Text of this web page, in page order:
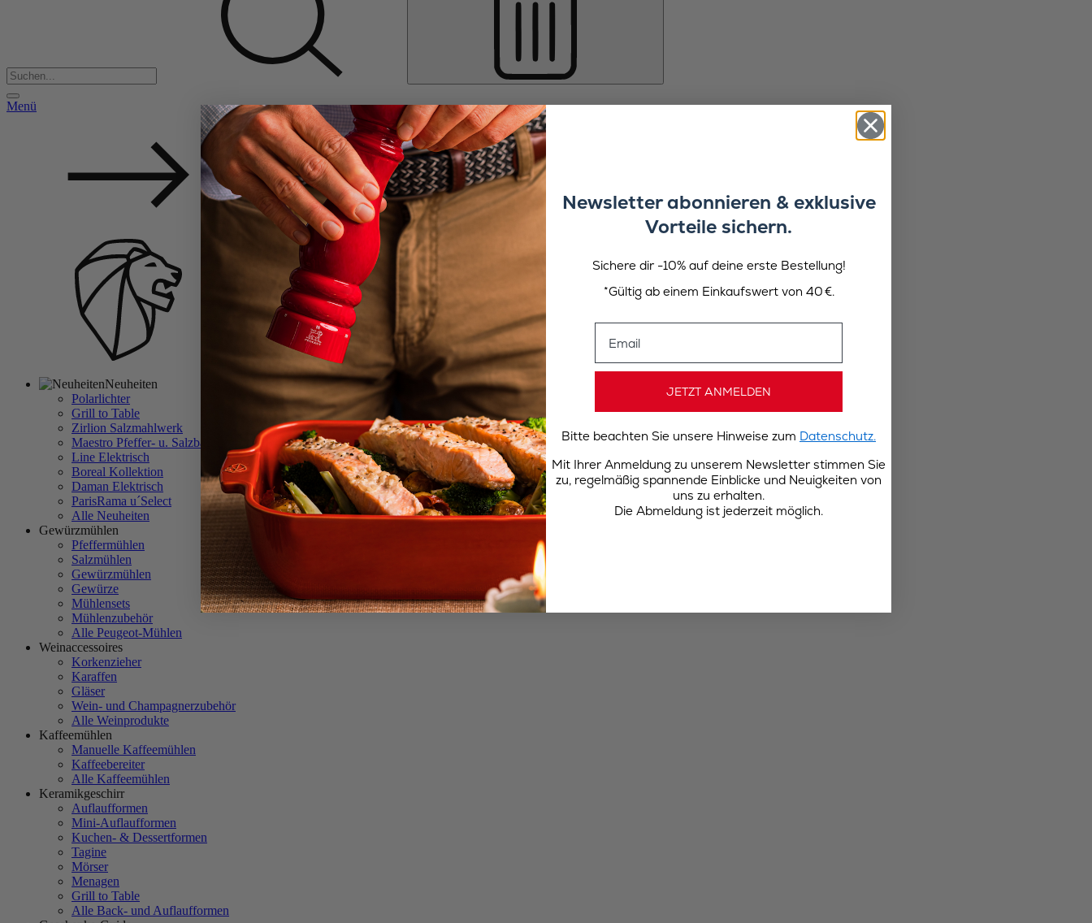
Menü
Neuheiten
Polarlichter
Grill to Table
Zirlion Salzmahlwerk
Maestro Pfeffer- u. Salzbar
Line Elektrisch
Boreal Kollektion
Daman Elektrisch
ParisRama u´Select
Alle Neuheiten
Gewürzmühlen
Pfeffermühlen
Salzmühlen
Gewürzmühlen
Gewürze
Mühlensets
Mühlenzubehör
Alle Peugeot-Mühlen
Weinaccessoires
Korkenzieher
Karaffen
Gläser
Wein- und Champagnerzubehör
Alle Weinprodukte
Kaffeemühlen
Manuelle Kaffeemühlen
Kaffeebereiter
Alle Kaffeemühlen
Keramikgeschirr
Auflaufformen
Mini-Auflaufformen
Kuchen- & Dessertformen
Tagine
Mörser
Menagen
Grill to Table
Alle Back- und Auflaufformen
Newsletter abonnieren & exklusive
Vorteile sichern.
Sichere dir -10% auf deine erste Bestellung!
*Gültig ab einem Einkaufswert von 40 €.
JETZT ANMELDEN
Bitte beachten Sie unsere Hinweise zum Datenschutz.
Mit Ihrer Anmeldung zu unserem Newsletter stimmen Sie
zu, regelmäßig spannende Einblicke und Neuigkeiten von
uns zu erhalten.
Die Abmeldung ist jederzeit möglich.